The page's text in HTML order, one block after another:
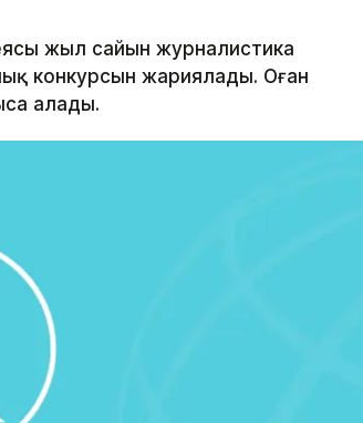
жыл сайын журналистика
конкурсын жариялады. Оған
алады.